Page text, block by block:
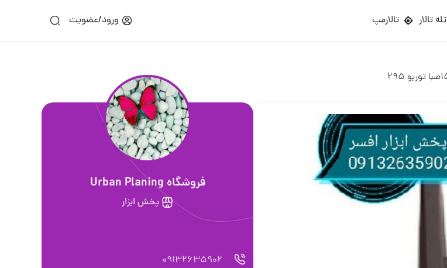
تله تالار تالارمپ ورود/عضویت
فروشگاه Urban Planing
پخش ابزار
09132635902